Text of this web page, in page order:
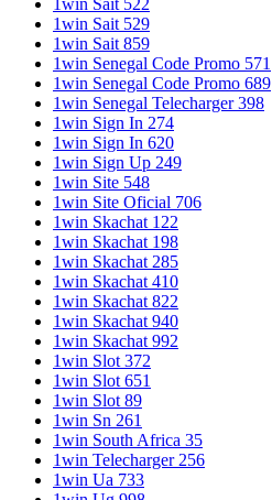
1win Sait 522
1win Sait 529
1win Sait 859
1win Senegal Code Promo 571
1win Senegal Code Promo 689
1win Senegal Telecharger 398
1win Sign In 274
1win Sign In 620
1win Sign Up 249
1win Site 548
1win Site Oficial 706
1win Skachat 122
1win Skachat 198
1win Skachat 285
1win Skachat 410
1win Skachat 822
1win Skachat 940
1win Skachat 992
1win Slot 372
1win Slot 651
1win Slot 89
1win Sn 261
1win South Africa 35
1win Telecharger 256
1win Ua 733